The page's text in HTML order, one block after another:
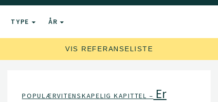
TYPE ÅR
VIS REFERANSELISTE
POPULÆRVITENSKAPELIG KAPITTEL – Er